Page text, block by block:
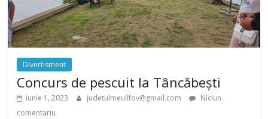
Divertisment
Concurs de pescuit la Tâncăbești
iunie 1, 2023 judetulmeuilfov@gmail.com
Niciun
comentariu